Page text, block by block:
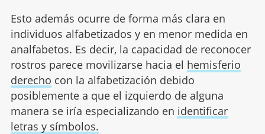
Esto además ocurre de forma más clara en
individuos alfabetizados y en menor medida en
analfabetos. Es decir, la capacidad de reconocer
rostros parece movilizarse hacia el hemisferio
derecho con la alfabetización debido
posiblemente a que el izquierdo de alguna
manera se iría especializando en identificar
letras y símbolos.